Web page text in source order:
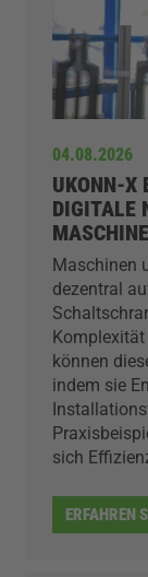
04.08.2026
UKONN-X
DIGITALE
Maschinen
dezentral
können
indem sie
sich
ERFAHREN